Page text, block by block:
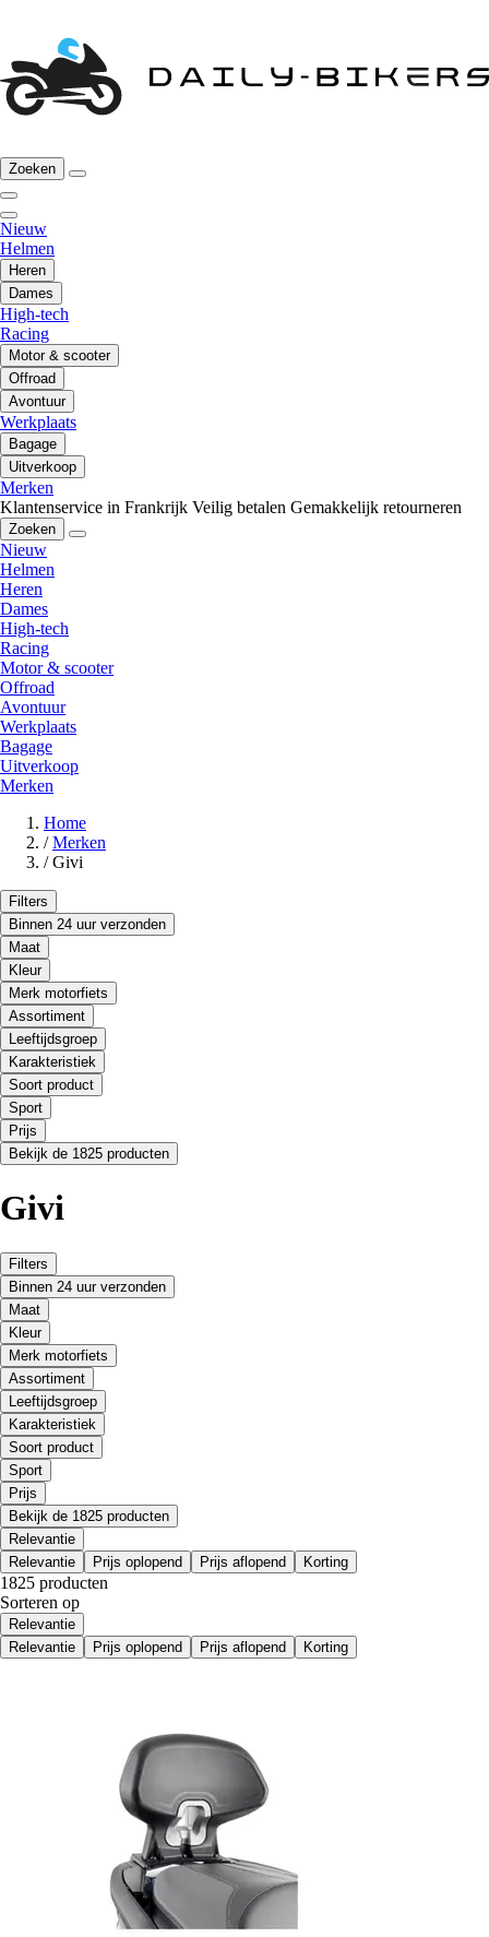
Zoeken
Nieuw
Helmen
Heren
Dames
High-tech
Racing
Motor & scooter
Offroad
Avontuur
Werkplaats
Bagage
Uitverkoop
Merken
Klantenservice in Frankrijk Veilig betalen Gemakkelijk retourneren
Zoeken
Nieuw
Helmen
Heren
Dames
High-tech
Racing
Motor & scooter
Offroad
Avontuur
Werkplaats
Bagage
Uitverkoop
Merken
Home
/ Merken
/ Givi
Filters
Binnen 24 uur verzonden
Maat
Kleur
Merk motorfiets
Assortiment
Leeftijdsgroep
Karakteristiek
Soort product
Sport
Prijs
Bekijk de 1825 producten
Givi
Filters
Binnen 24 uur verzonden
Maat
Kleur
Merk motorfiets
Assortiment
Leeftijdsgroep
Karakteristiek
Soort product
Sport
Prijs
Bekijk de 1825 producten
Relevantie
Relevantie
Prijs oplopend Prijs aflopend Korting
1825 producten
Sorteren op
Relevantie
Relevantie
Prijs oplopend Prijs aflopend Korting